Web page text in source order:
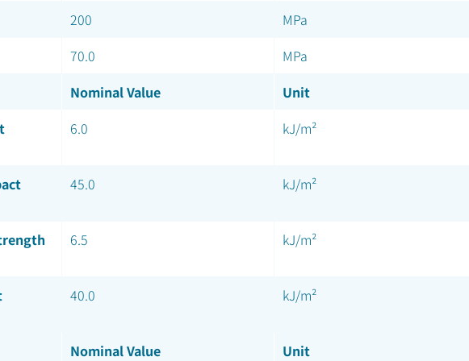
200
MPa
70.0
MPa
Nominal Value Unit
6.0 kJ/m²
45.0 kJ/m²
6.5 kJ/m²
40.0 kJ/m²
Nominal Value Unit